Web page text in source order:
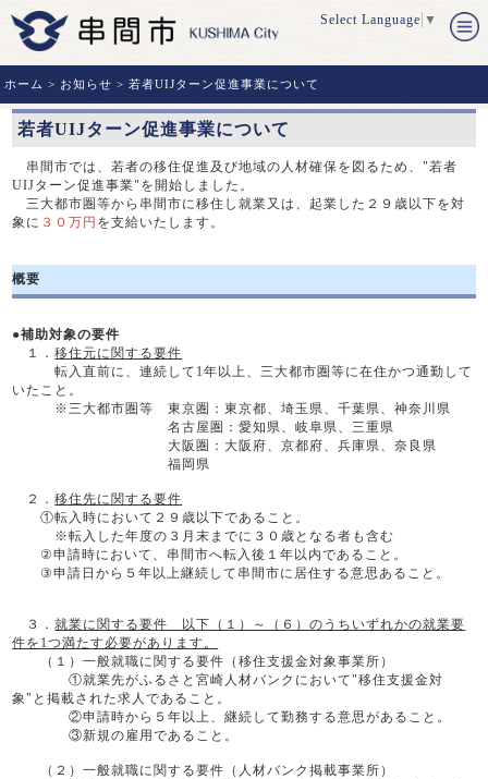
Select Language ▼
ホーム > お知らせ > 若者UIJターン促進事業について
若者UIJターン促進事業について
串間市では、若者の移住促進及び地域の人材確保を図るため、"若者
UIJターン促進事業"を開始しました。
三大都市圏等から串間市に移住し就業又は、起業した２９歳以下を対
象に ３０万円 を支給いたします。
概要
●補助対象の要件
１．移住元に関する要件
転入直前に、連続して1年以上、三大都市圏等に在住かつ通勤して
いたこと。
※三大都市圏等 東京圏：東京都、埼玉県、千葉県、神奈川県
名古屋圏：愛知県、岐阜県、三重県
大阪圏：大阪府、京都府、兵庫県、奈良県
福岡県
２．移住先に関する要件
①転入時において２９歳以下であること。
※転入した年度の３月末までに３０歳となる者も含む
②申請時において、串間市へ転入後１年以内であること。
③申請日から５年以上継続して串間市に居住する意思あること。
３．就業に関する要件 以下（１）～（６）のうちいずれかの就業要
件を1つ満たす必要があります。
（１）一般就職に関する要件（移住支援金対象事業所）
①就業先がふるさと宮崎人材バンクにおいて"移住支援金対
象"と掲載された求人であること。
②申請時から５年以上、継続して勤務する意思があること。
③新規の雇用であること。
（２）一般就職に関する要件（人材バンク掲載事業所）